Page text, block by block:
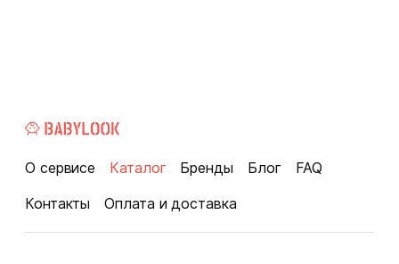
О сервисе Каталог Бренды Блог
FAQ
Контакты
Оплата и доставка